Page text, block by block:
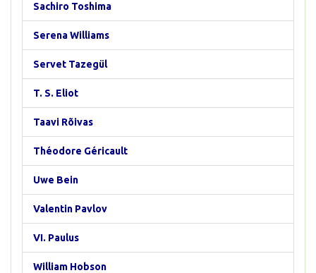
Sachiro Toshima
Serena Williams
Servet Tazegül
T. S. Eliot
Taavi Rõivas
Théodore Géricault
Uwe Bein
Valentin Pavlov
VI. Paulus
William Hobson